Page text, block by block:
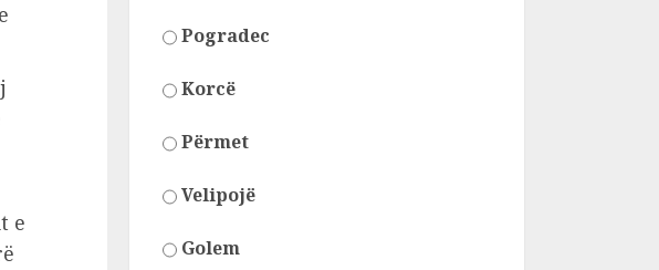
e
Pogradec
Korcë
Përmet
Velipojë
Golem